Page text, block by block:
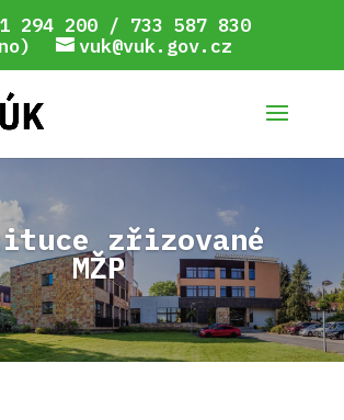
294 200 / 733 587 830
vuk@vuk.gov.cz
zřizované
MŽP